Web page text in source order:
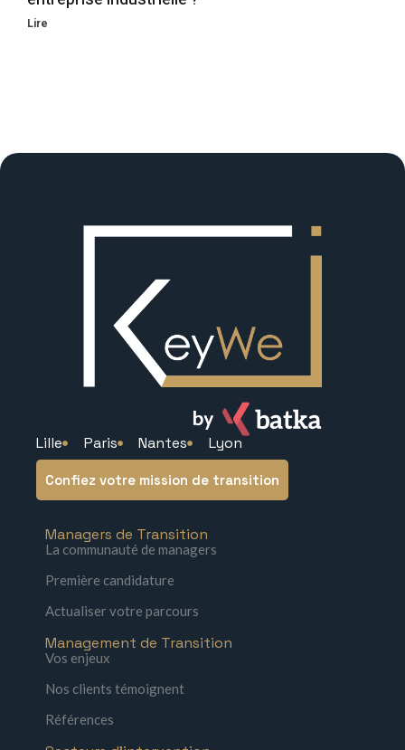
Lire
Lille Paris Nantes Lyon
Confiez votre mission de transition
Managers de Transition
La communauté de managers
Première candidature
Actualiser votre parcours
Management de Transition
Vos enjeux
Nos clients témoignent
Références